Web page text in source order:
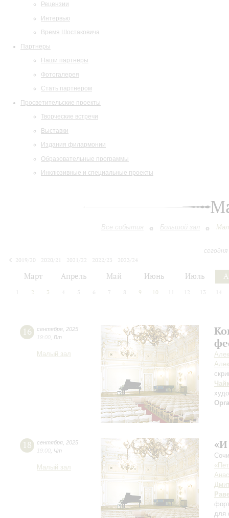
Рецензии
Интервью
Время Шостаковича
Партнеры
Наши партнеры
Фотогалерея
Стать партнером
Просветительские проекты
Творческие встречи
Выставки
Издания филармонии
Образовательные программы
Инклюзивные и специальные проекты
Все события Большой зал
2019/20
2020/21 2021/22 2022/23
2023/24
Март Апрель Май Июнь Июль
2 3 4 5 6 7 8 9 10 12 13 14
16 сентября 2025
19:00 Вт
Малый зал
18 сентября 2025
19:00 Чт
Малый зал
«И
для